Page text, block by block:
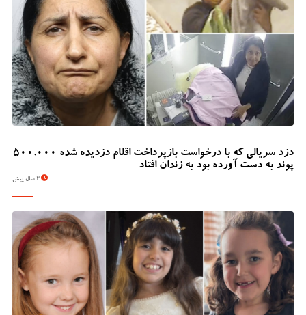
دزد سریالی که با درخواست بازپرداخت اقلام دزدیده شده 500,000
پوند به دست آورده بود به زندان افتاد
2 سال پیش